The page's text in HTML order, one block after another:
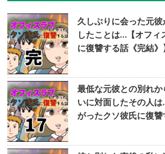
久しぶりに会った元
したことは…【オフィ
に復讐する話《完結
最低な元彼との別れ
いに対面したその人
がったクソ彼氏に復